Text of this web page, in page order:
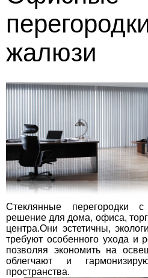
жалюзи
Стеклянные перегородки
решение для дома, офиса,
центра.Они эстетичны,
требуют особенного ухода и
позволяя экономить на
облегчают и
пространства.